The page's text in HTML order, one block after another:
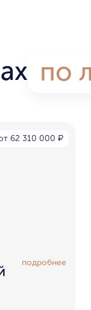
по
62 310 000 ₽
подробнее